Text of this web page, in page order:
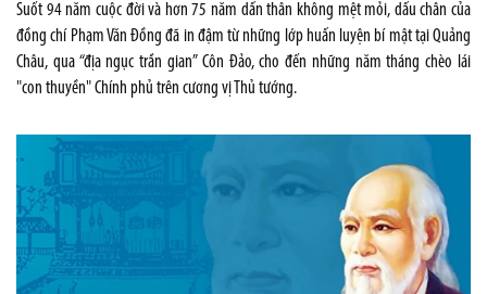
Suốt 94 năm cuộc đời và hơn 75 năm dấn thân không mệt mỏi, dấu chân của
đồng chí Phạm Văn Đồng đã in đậm từ những lớp huấn luyện bí mật tại Quảng
Châu, qua “địa ngục trần gian” Côn Đảo, cho đến những năm tháng chèo lái
"con thuyền" Chính phủ trên cương vị Thủ tướng.